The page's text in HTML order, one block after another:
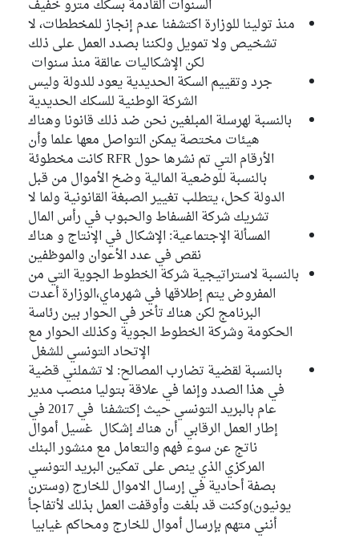
السنوات القادمة بسكك مترو خفيف
منذ تولينا للوزارة اكتشفنا عدم إنجاز للمخططات، لا
تشخيص ولا تمويل ولكننا بصدد العمل على ذلك
لكن الإشكاليات عالقة منذ سنوات
جرد وتقييم السكة الحديدية يعود للدولة وليس
الشركة الوطنية للسكك الحديدية
بالنسبة لهرسلة المبلغين نحن ضد ذلك قانونا وهناك
هيئات مختصة يمكن التواصل معها علما وأن
الأرقام التي تم نشرها حول RFR كانت مخطوئة
بالنسبة للوضعية المالية وضخ الأموال من قبل
الدولة كحل، يتطلب تغيير الصبغة القانونية ولما لا
تشريك شركة الفسفاط والحبوب في رأس المال
المسألة الإجتماعية: الإشكال في الإنتاج و هناك
نقص في عدد الأعوان والموظفين
بالنسبة لاستراتيجية شركة الخطوط الجوية التي من
المفروض يتم إطلاقها في شهرماي،الوزارة أعدت
البرنامج لكن هناك تأخر في الحوار بين رئاسة
الحكومة وشركة الخطوط الجوية وكذلك الحوار مع
الإتحاد التونسي للشغل
بالنسبة لقضية تضارب المصالح: لا تشملني قضية
في هذا الصدد وإنما في علاقة بتوليا منصب مدير
عام بالبريد التونسي حيث إكتشفنا في 2017 في
إطار العمل الرقابي أن هناك إشكال غسيل أموال
ناتج عن سوء فهم والتعامل مع منشور البنك
المركزي الذي ينص على تمكين البريد التونسي
بصفة أحادية في إرسال الاموال للخارج (وسترن
يونيون)وكنت قد بلغت وأوقفت العمل بذلك لأتفاجأ
أنني متهم بإرسال أموال للخارج ومحاكم غيابيا